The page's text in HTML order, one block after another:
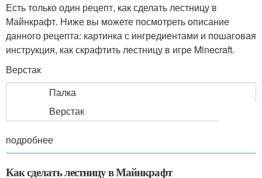
Есть только один рецепт, как сделать лестницу в
Майнкрафт. Ниже вы можете посмотреть описание
данного рецепта: картинка с ингредиентами и пошаговая
инструкция, как скрафтить лестницу в игре Minecraft.
Верстак
Палка
Верстак
подробнее
Как сделать лестницу в Майнкрафт